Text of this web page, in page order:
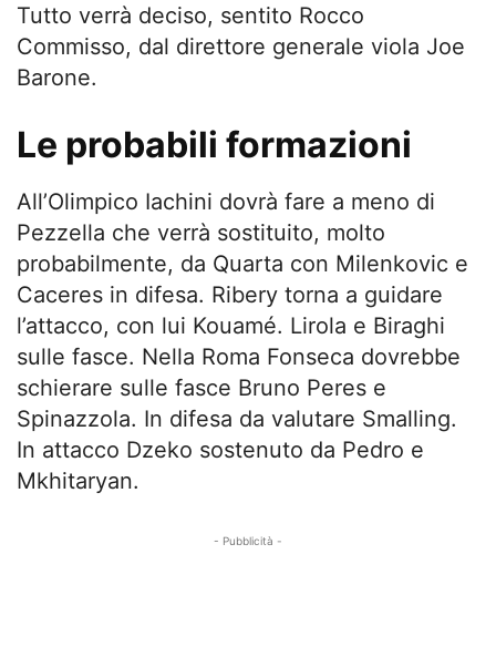
Tutto verrà deciso, sentito Rocco
Commisso, dal direttore generale viola Joe
Barone.
Le probabili formazioni
All’Olimpico Iachini dovrà fare a meno di
Pezzella che verrà sostituito, molto
probabilmente, da Quarta con Milenkovic e
Caceres in difesa. Ribery torna a guidare
l’attacco, con lui Kouamé. Lirola e Biraghi
sulle fasce. Nella Roma Fonseca dovrebbe
schierare sulle fasce Bruno Peres e
Spinazzola. In difesa da valutare Smalling.
In attacco Dzeko sostenuto da Pedro e
Mkhitaryan.
- Pubblicità -